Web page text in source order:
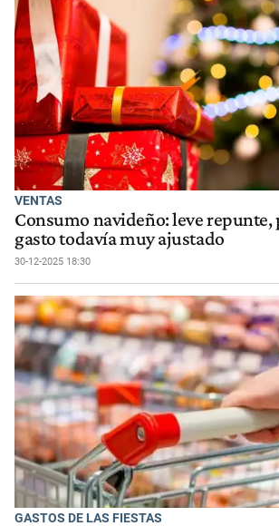
VENTAS
Consumo navideño: leve repunte,
gasto todavía muy ajustado
30-12-2025 18:30
GASTOS DE LAS FIESTAS